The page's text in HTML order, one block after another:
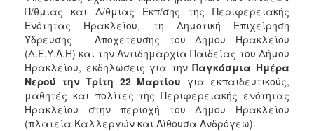
2006
ΔΗΜΟΤΗΣ
ΕΠΙΣΚΕΠΤΗΣ
Π/θμιας και Δ/θμιας Εκπ/σης της Περιφερειακής
Ενότητας Ηρακλείου, τη Δημοτική Επιχείρηση
Ύδρευσης - Αποχέτευσης του Δήμου Ηρακλείου
(Δ.Ε.Υ.Α.Η) και την Αντιδημαρχία Παιδείας του Δήμου
Ηρακλείου, εκδηλώσεις για τηνΠαγκόσμια Ημέρα
Νερού την Τρίτη 22 Μαρτίου για εκπαιδευτικούς,
μαθητές και πολίτες της Περιφερειακής ενότητας
Ηρακλείου στην περιοχή του Δήμου Ηρακλείου
(πλατεία Καλλεργών και Αίθουσα Ανδρόγεω).